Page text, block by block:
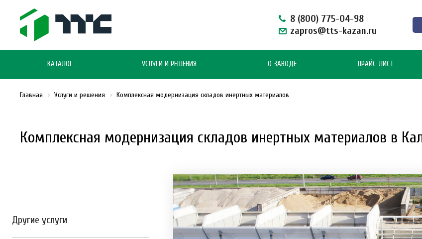
8 (800) 775-04-98
zapros@tts-kazan.ru
КАТАЛОГ УСЛУГИ И РЕШЕНИЯ О ЗАВОДЕ ПРАЙС-ЛИСТ
Комплексная модернизация складов инертных материалов в
Главная Услуги и решения Комплексная модернизация складов инертных материалов
Другие услуги